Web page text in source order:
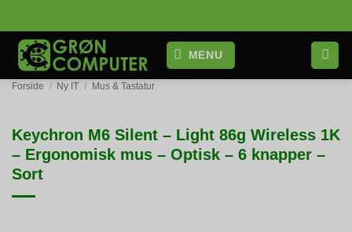
til
indhold
MENU
Forside / Ny IT / Mus & Tastatur
Keychron M6 Silent – Light 86g Wireless 1K
– Ergonomisk mus – Optisk – 6 knapper –
Sort